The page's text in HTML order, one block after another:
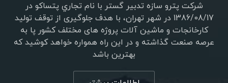
شرکت پترو سازه تدبير گستر با نام تجاري پتساکو در
1386/08/17 در شهر تهران، با هدف جلوگیری از توقف تولید
کارخانجات و ماشین آلات پروژه های مختلف کشور پا به
عرصه صنعت گذاشته و در این راه همواره خواهد کوشید که
بهترین باشد